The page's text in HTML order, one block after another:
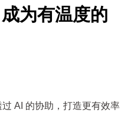
为有温度的
AI 的协助，打造更有效率